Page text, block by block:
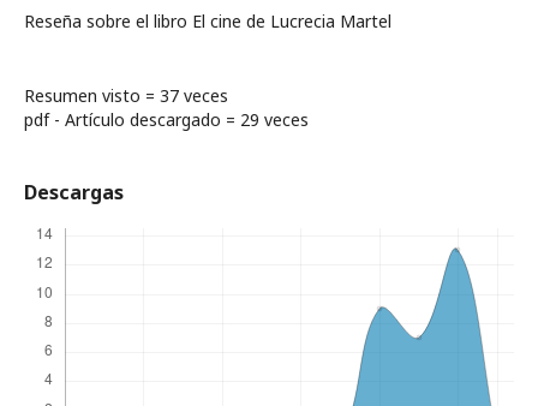
Reseña sobre el libro El cine de Lucrecia Martel
Resumen visto = 37 veces
pdf - Artículo descargado = 29 veces
Descargas